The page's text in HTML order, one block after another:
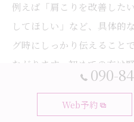
例えば「肩こりを改善した
してほしい」など、具体的
グ時にしっかり伝えること
ながります。初めての方は
問も遠慮なく相談しましょ
寧に説明してくれるため、
090-
Web予約